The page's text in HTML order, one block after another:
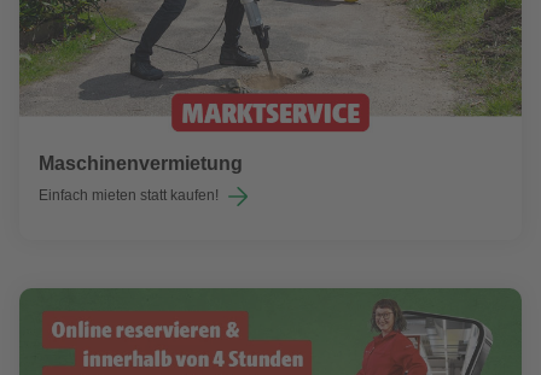
Maschinenvermietung
Einfach mieten statt kaufen!